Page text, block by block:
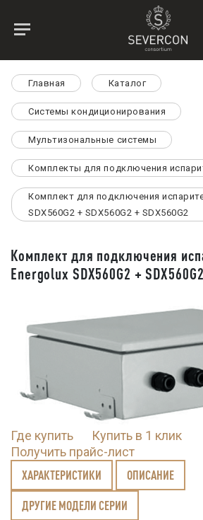
Главная Каталог
Системы кондиционирования
Мультизональные системы
Комплекты для подключения
Комплект для подключения
SDX560G2 + SDX560G2 + SDX560G2
Комплект для подключения
Energolux SDX560G2 +
Где купить
Купить в 1 клик
Получить прайс-лист
ХАРАКТЕРИСТИКИ ОПИСАНИЕ
ДРУГИЕ МОДЕЛИ СЕРИИ